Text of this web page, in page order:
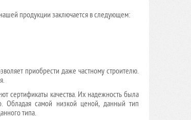
продукции заключается в следующем:
приобрести даже частному строителю.
сертификаты качества. Их надежность была
Обладая самой низкой ценой, данный тип
типа.